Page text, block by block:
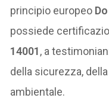
principio europeo
possiede
14001, a
della sicurezza,
ambientale.